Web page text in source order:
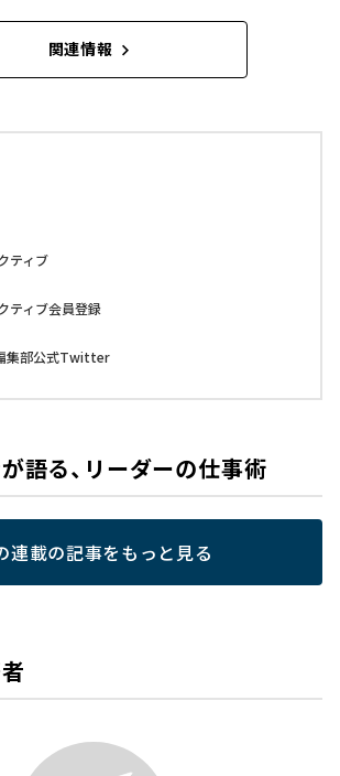
関連情報
ティブ
ティブ会員登録
集部公式Twitter
語る、リーダーの仕事術
連載の記事をもっと見る